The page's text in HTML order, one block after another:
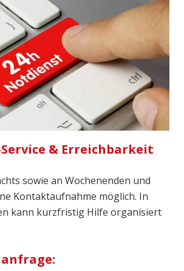
& Erreichbarkeit
sowie an Wochenenden und
Kontaktaufnahme möglich. In
kann kurzfristig Hilfe organisiert